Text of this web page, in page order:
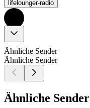
lifelounger-radio
Ähnliche Sender
Ähnliche Sender
Ähnliche Sender